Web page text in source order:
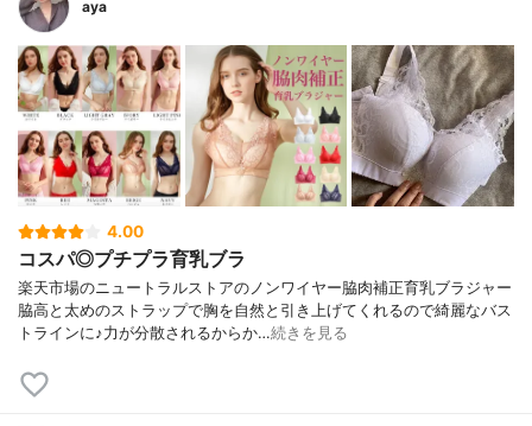
aya
4.00
コスパ◎プチプラ育乳ブラ
楽天市場のニュートラルストアのノンワイヤー脇肉補正育乳ブラジャー
脇高と太めのストラップで胸を自然と引き上げてくれるので綺麗なバス
トラインに♪力が分散されるからか…続きを見る